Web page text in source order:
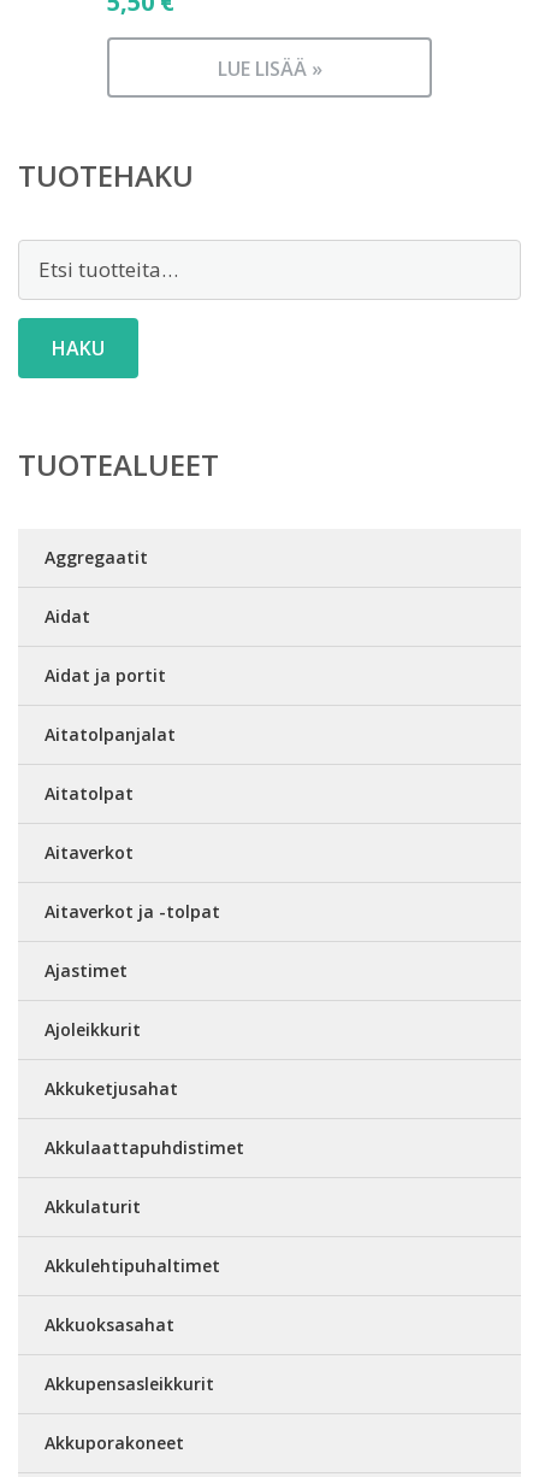
LUE LISÄÄ »
TUOTEHAKU
Etsi:
HAKU
TUOTEALUEET
Aggregaatit
Aidat
Aidat ja portit
Aitatolpanjalat
Aitatolpat
Aitaverkot
Aitaverkot ja -tolpat
Ajastimet
Ajoleikkurit
Akkuketjusahat
Akkulaattapuhdistimet
Akkulaturit
Akkulehtipuhaltimet
Akkuoksasahat
Akkupensasleikkurit
Akkuporakoneet